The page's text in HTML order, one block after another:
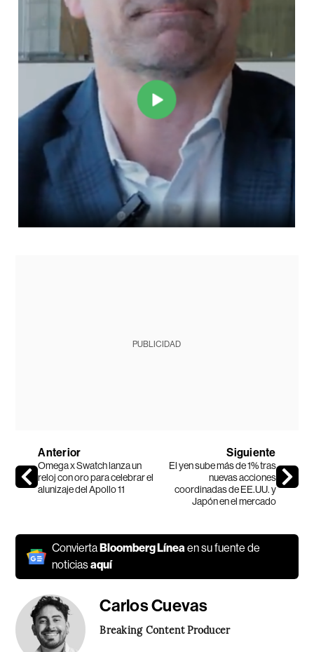
PUBLICIDAD
Anterior
Omega x Swatch lanza un
reloj con oro para celebrar el
alunizaje del Apollo 11
Siguiente
El yen sube más de 1% tras
nuevas acciones
coordinadas de EE.UU. y
Japón en el mercado
ConviertaBloomberg Líneaen su fuente de
noticiasaquí
Carlos Cuevas
Breaking Content Producer